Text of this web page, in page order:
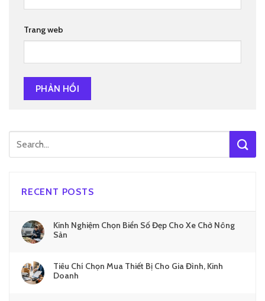
RECENT POSTS
Kinh Nghiệm Chọn Biển Số Đẹp Cho Xe Chở Nông
Sản
Tiêu Chí Chọn Mua Thiết Bị Cho Gia Đình, Kinh
Doanh
Trang web